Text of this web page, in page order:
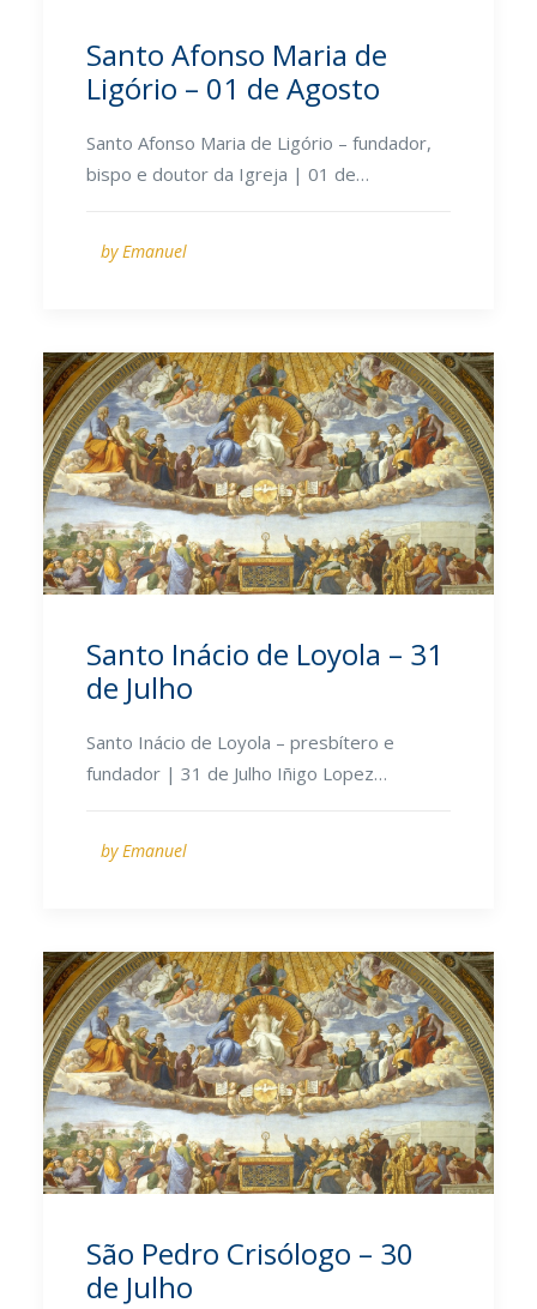
Santo Afonso Maria de
Ligório – 01 de Agosto
Santo Afonso Maria de Ligório – fundador,
bispo e doutor da Igreja | 01 de…
by Emanuel
Santo Inácio de Loyola – 31
de Julho
Santo Inácio de Loyola – presbítero e
fundador | 31 de Julho Iñigo Lopez…
by Emanuel
São Pedro Crisólogo – 30
de Julho